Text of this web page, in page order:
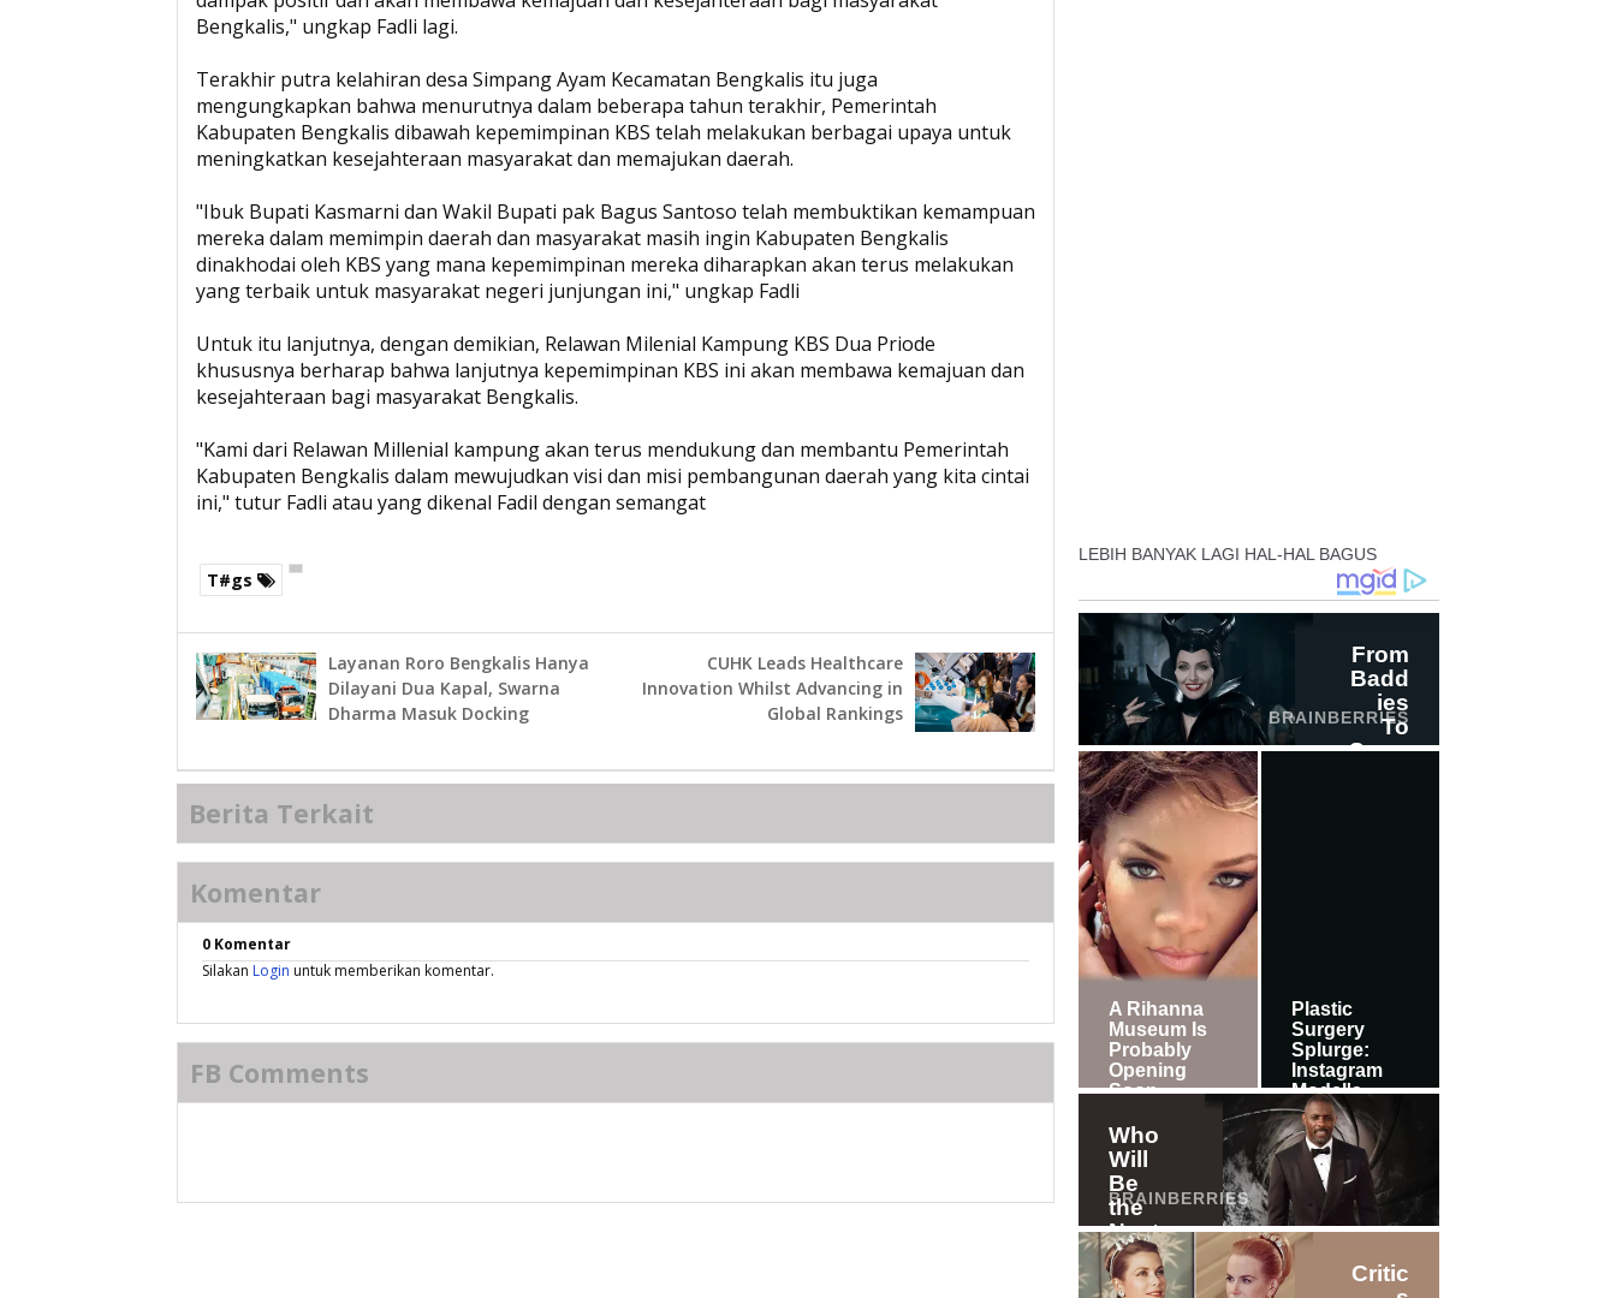
Bengkalis," ungkap Fadli lagi.
Terakhir putra kelahiran desa Simpang Ayam Kecamatan Bengkalis itu juga
mengungkapkan bahwa menurutnya dalam beberapa tahun terakhir, Pemerintah
Kabupaten Bengkalis dibawah kepemimpinan KBS telah melakukan berbagai upaya untuk
meningkatkan kesejahteraan masyarakat dan memajukan daerah.
"Ibuk Bupati Kasmarni dan Wakil Bupati pak Bagus Santoso telah membuktikan kemampuan
mereka dalam memimpin daerah dan masyarakat masih ingin Kabupaten Bengkalis
dinakhodai oleh KBS yang mana kepemimpinan mereka diharapkan akan terus melakukan
yang terbaik untuk masyarakat negeri junjungan ini," ungkap Fadli
Untuk itu lanjutnya, dengan demikian, Relawan Milenial Kampung KBS Dua Priode
khususnya berharap bahwa lanjutnya kepemimpinan KBS ini akan membawa kemajuan dan
kesejahteraan bagi masyarakat Bengkalis.
"Kami dari Relawan Millenial kampung akan terus mendukung dan membantu Pemerintah
Kabupaten Bengkalis dalam mewujudkan visi dan misi pembangunan daerah yang kita cintai
ini," tutur Fadli atau yang dikenal Fadil dengan semangat
T#gs
Layanan Roro Bengkalis Hanya
Dilayani Dua Kapal, Swarna
Dharma Masuk Docking
CUHK Leads Healthcare
Innovation Whilst Advancing in
Global Rankings
Berita Terkait
Komentar
0 Komentar
Silakan Login untuk memberikan komentar.
FB Comments